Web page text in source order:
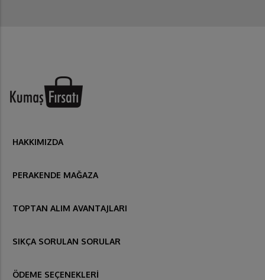
HAKKIMIZDA
PERAKENDE MAĞAZA
TOPTAN ALIM AVANTAJLARI
SIKÇA SORULAN SORULAR
ÖDEME SEÇENEKLERİ